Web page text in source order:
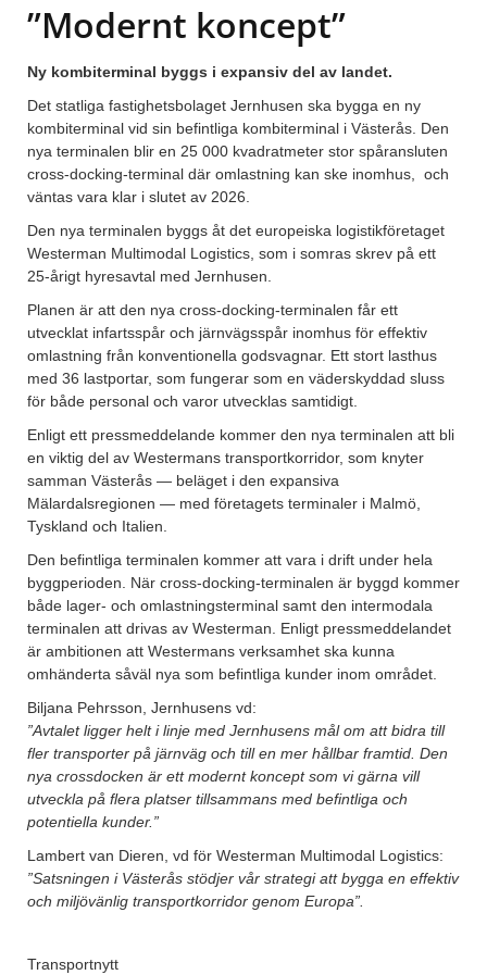
”Modernt koncept”
Ny kombiterminal byggs i expansiv del av landet.
Det statliga fastighetsbolaget Jernhusen ska bygga en ny
kombiterminal vid sin befintliga kombiterminal i Västerås. Den
nya terminalen blir en 25 000 kvadratmeter stor spåransluten
cross-docking-terminal där omlastning kan ske inomhus, och
väntas vara klar i slutet av 2026.
Den nya terminalen byggs åt det europeiska logistikföretaget
Westerman Multimodal Logistics, som i somras skrev på ett
25-årigt hyresavtal med Jernhusen.
Planen är att den nya cross-docking-terminalen får ett
utvecklat infartsspår och järnvägsspår inomhus för effektiv
omlastning från konventionella godsvagnar. Ett stort lasthus
med 36 lastportar, som fungerar som en väderskyddad sluss
för både personal och varor utvecklas samtidigt.
Enligt ett pressmeddelande kommer den nya terminalen att bli
en viktig del av Westermans transportkorridor, som knyter
samman Västerås — beläget i den expansiva
Mälardalsregionen — med företagets terminaler i Malmö,
Tyskland och Italien.
Den befintliga terminalen kommer att vara i drift under hela
byggperioden. När cross-docking-terminalen är byggd kommer
både lager- och omlastningsterminal samt den intermodala
terminalen att drivas av Westerman. Enligt pressmeddelandet
är ambitionen att Westermans verksamhet ska kunna
omhänderta såväl nya som befintliga kunder inom området.
Biljana Pehrsson, Jernhusens vd:
”Avtalet ligger helt i linje med Jernhusens mål om att bidra till
fler transporter på järnväg och till en mer hållbar framtid. Den
nya crossdocken är ett modernt koncept som vi gärna vill
utveckla på flera platser tillsammans med befintliga och
potentiella kunder.”
Lambert van Dieren, vd för Westerman Multimodal Logistics:
”Satsningen i Västerås stödjer vår strategi att bygga en effektiv
och miljövänlig transportkorridor genom Europa”.
Transportnytt